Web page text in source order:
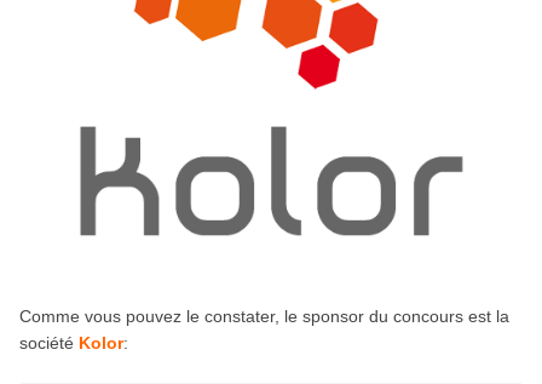
Comme vous pouvez le constater, le sponsor du concours est la
société Kolor: